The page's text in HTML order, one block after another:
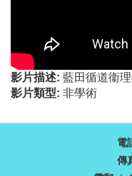
影片描述: 藍田循道衞
影片類型: 非學術
電
傳